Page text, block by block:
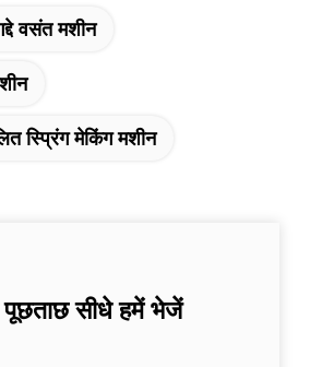
वसंत मशीन
स्प्रिंग मेकिंग मशीन
पूछताछ सीधे हमें भेजें